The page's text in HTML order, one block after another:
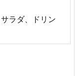
ラダ、ドリン